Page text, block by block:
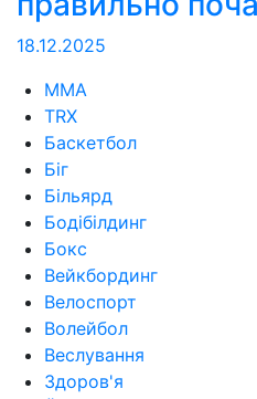
18.12.2025
MMA
TRX
Баскетбол
Біг
Більярд
Бодібілдинг
Бокс
Вейкбординг
Велоспорт
Волейбол
Веслування
Здоров'я